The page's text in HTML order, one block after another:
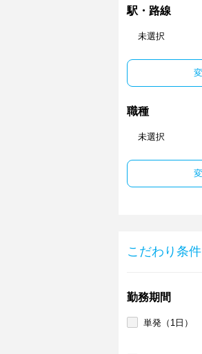
駅・路線
未選択
職種
未選択
こだわり条件
勤務期間
単発（1日）